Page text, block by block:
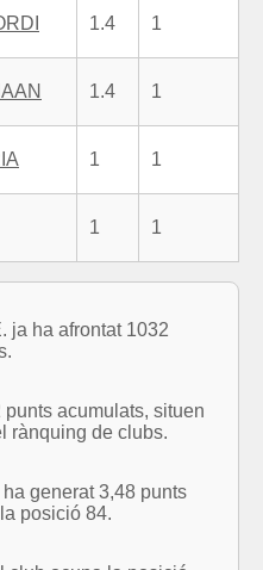
1.4 1
1.4 1
1 1
1 1
ja ha afrontat 1032
acumulats, situen
rànquing de clubs.
generat 3,48 punts
posició 84.